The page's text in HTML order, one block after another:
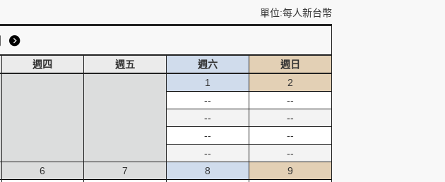
單位:每人新台幣
週四 週五 週六
週日
1
--
--
--
--
2
--
--
--
--
6
7
8
9